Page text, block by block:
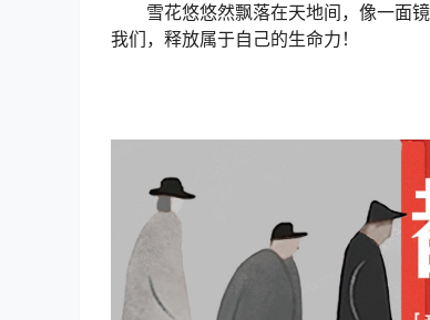
雪花悠悠然飘落在天地间，像一面
我们，释放属于自己的生命力！